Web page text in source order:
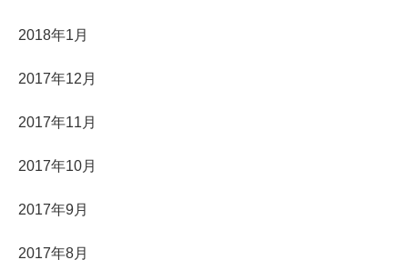
2018年1月
2017年12月
2017年11月
2017年10月
2017年9月
2017年8月